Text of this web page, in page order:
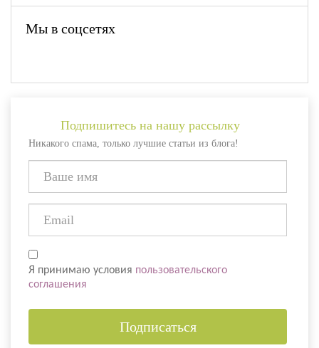
Мы в соцсетях
Подпишитесь на нашу рассылку
Никакого спама, только лучшие статьи из блога!
Я принимаю условия пользовательского
соглашения
Подписаться